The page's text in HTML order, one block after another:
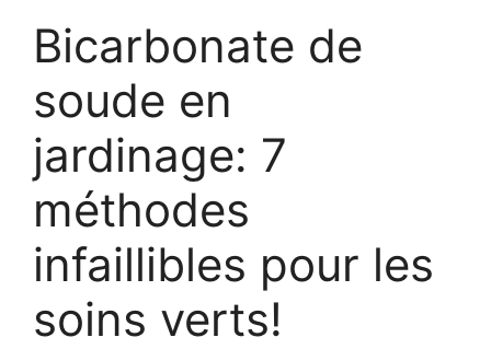
Bicarbonate de
soude en
jardinage: 7
méthodes
infaillibles pour les
soins verts!